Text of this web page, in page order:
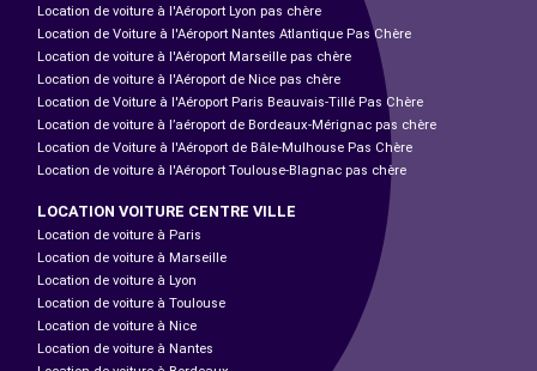
Location de voiture à l'Aéroport Lyon pas chère
Location de Voiture à l'Aéroport Nantes Atlantique Pas Chère
Location de voiture à l'Aéroport Marseille pas chère
Location de voiture à l'Aéroport de Nice pas chère
Location de Voiture à l'Aéroport Paris Beauvais-Tillé Pas Chère
Location de voiture à l’aéroport de Bordeaux-Mérignac pas chère
Location de Voiture à l'Aéroport de Bâle-Mulhouse Pas Chère
Location de voiture à l'Aéroport Toulouse-Blagnac pas chère
LOCATION VOITURE CENTRE VILLE
Location de voiture à Paris
Location de voiture à Marseille
Location de voiture à Lyon
Location de voiture à Toulouse
Location de voiture à Nice
Location de voiture à Nantes